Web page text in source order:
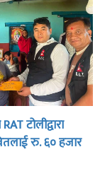
टोलीद्वारा
रु. ६० हजार